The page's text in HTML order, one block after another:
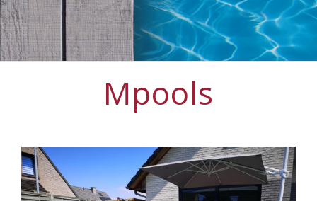
Mpools
View
Larger
Image